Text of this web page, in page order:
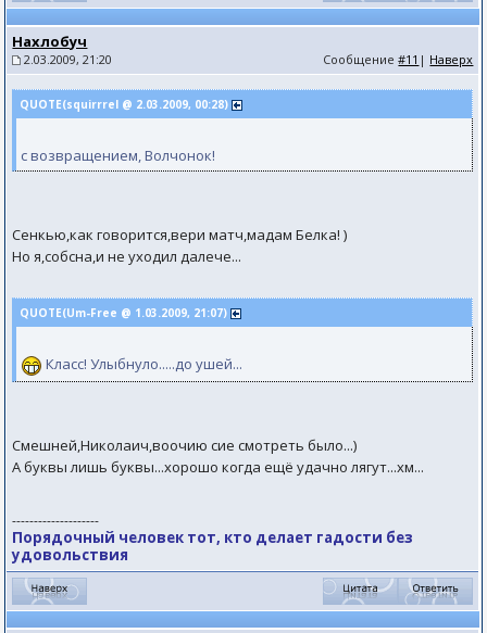
Нахлобуч
2.03.2009, 21:20 Сообщение#11 | Наверх
QUOTE(squirrrel @ 2.03.2009, 00:28)
с возвращением, Волчонок!
Сенкью,как говорится,вери матч,мадам Белка! )
Но я,собсна,и не уходил далече...
QUOTE(Um-Free @ 1.03.2009, 21:07)
Класс! Улыбнуло.....до ушей...
Смешней,Николаич,воочию сие смотреть было...)
А буквы лишь буквы...хорошо когда ещё удачно лягут...хм...
--------------------
Порядочный человек тот, кто делает гадости без
удовольствия